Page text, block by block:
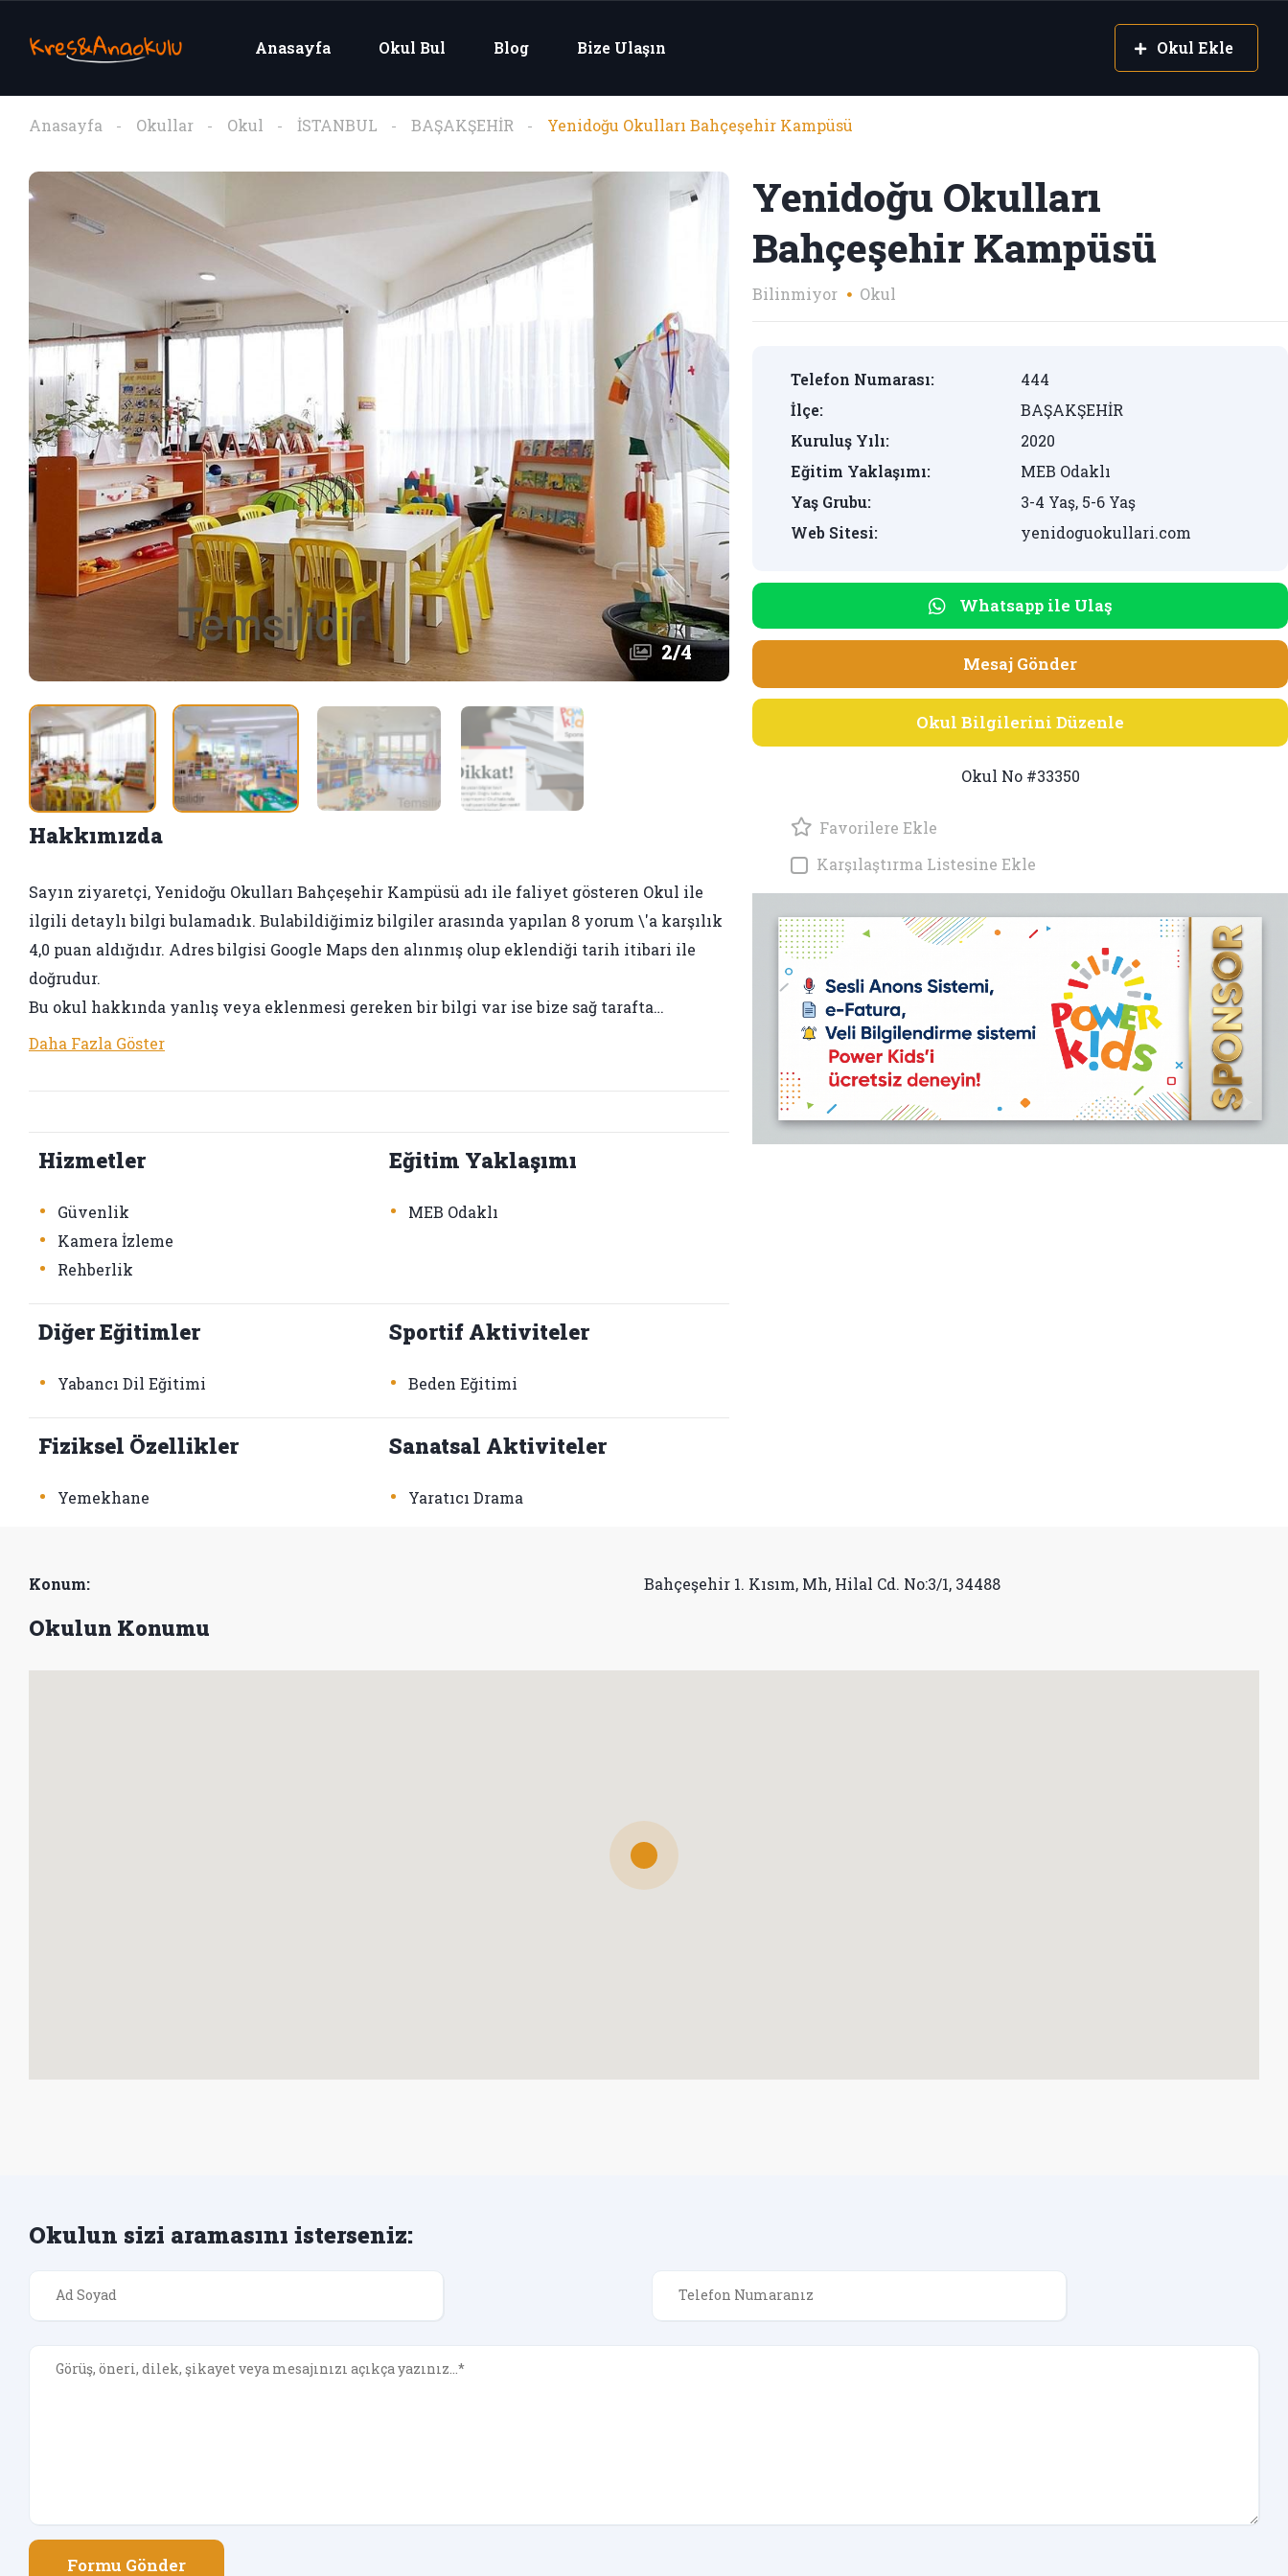
Anasayfa Okul Bul Blog Bize Ulaşın Okul Ekle
Anasayfa Okullar Okul İSTANBUL BAŞAKŞEHİR Yenidoğu Okulları Bahçeşehir Kampüsü
2/4
Hakkımızda
Sayın ziyaretçi, Yenidoğu Okulları Bahçeşehir Kampüsü adı ile faliyet gösteren Okul ile
ilgili detaylı bilgi bulamadık. Bulabildiğimiz bilgiler arasında yapılan 8 yorum \'a karşılık
4,0 puan aldığıdır. Adres bilgisi Google Maps den alınmış olup eklendiği tarih itibari ile
doğrudur.
Bu okul hakkında yanlış veya eklenmesi gereken bir bilgi var ise bize sağ tarafta…
Daha Fazla Göster
Hizmetler
• Güvenlik
• Kamera İzleme
• Rehberlik
Eğitim Yaklaşımı
• MEB Odaklı
Diğer Eğitimler
• Yabancı Dil Eğitimi
Sportif Aktiviteler
• Beden Eğitimi
Fiziksel Özellikler
• Yemekhane
Sanatsal Aktiviteler
• Yaratıcı Drama
Yenidoğu Okulları
Bahçeşehir Kampüsü
Bilinmiyor Okul
Telefon Numarası:
444
İlçe:
BAŞAKŞEHİR
Kuruluş Yılı:
2020
Eğitim Yaklaşımı:
MEB Odaklı
Yaş Grubu:
3-4 Yaş, 5-6 Yaş
Web Sitesi:
yenidoguokullari.com
Whatsapp ile Ulaş
Mesaj Gönder
Okul Bilgilerini Düzenle
Okul No #33350
Favorilere Ekle
Karşılaştırma Listesine Ekle
Konum: Bahçeşehir 1. Kısım, Mh, Hilal Cd. No:3/1, 34488
Okulun Konumu
Okulun sizi aramasını isterseniz:
Formu Gönder